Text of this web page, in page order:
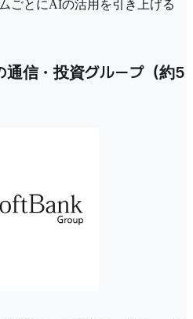
ごとにAIの活用を引き上げる
信・投資グループ（約5